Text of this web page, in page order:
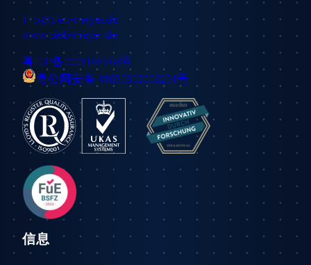
info@sieb-meyer.de
www.sieb-meyer.de
粤ICP备2021102368号
粤公网安备 44030502008234号
信息